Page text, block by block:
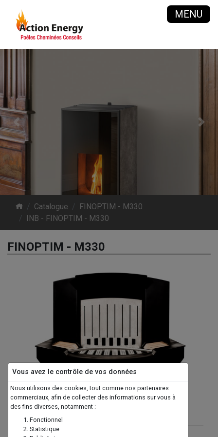
Vous avez le contrôle de vos données
Nous utilisons des cookies, tout comme nos partenaires
commerciaux, afin de collecter des informations sur vous à
des fins diverses, notamment :
Fonctionnel
Statistique
MENU
Previous Next
Catalogue
FINOPTIM - M330
INB - FINOPTIM - M330
FINOPTIM - M330
Previous
Présentation